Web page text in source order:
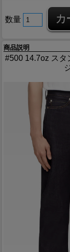
数量
商品説明
#500 14.7oz スタ